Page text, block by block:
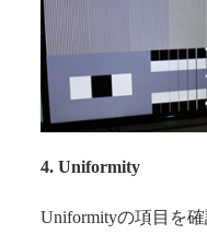
4. Uniformity
Uniformityの項目を